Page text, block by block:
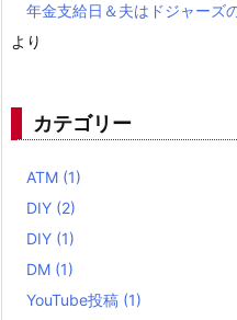
年金支給日＆夫はドジャーズ
より
カテゴリー
ATM (1)
DIY (2)
DIY (1)
DM (1)
YouTube投稿 (1)